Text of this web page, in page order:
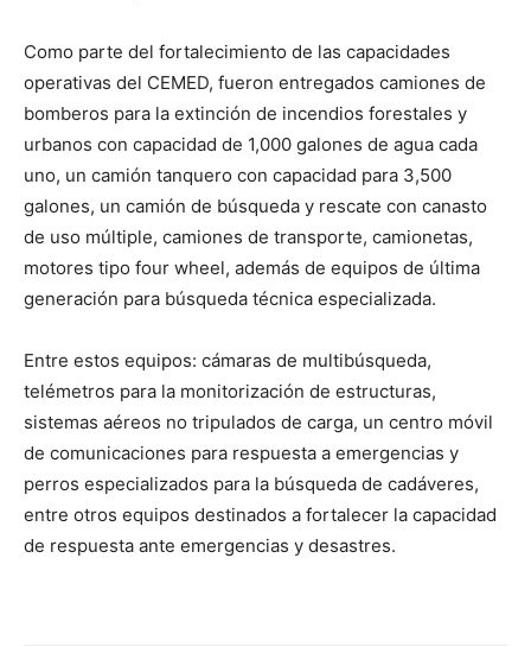
Como parte del fortalecimiento de las capacidades
operativas del CEMED, fueron entregados camiones de
bomberos para la extinción de incendios forestales y
urbanos con capacidad de 1,000 galones de agua cada
uno, un camión tanquero con capacidad para 3,500
galones, un camión de búsqueda y rescate con canasto
de uso múltiple, camiones de transporte, camionetas,
motores tipo four wheel, además de equipos de última
generación para búsqueda técnica especializada.
Entre estos equipos: cámaras de multibúsqueda,
telémetros para la monitorización de estructuras,
sistemas aéreos no tripulados de carga, un centro móvil
de comunicaciones para respuesta a emergencias y
perros especializados para la búsqueda de cadáveres,
entre otros equipos destinados a fortalecer la capacidad
de respuesta ante emergencias y desastres.